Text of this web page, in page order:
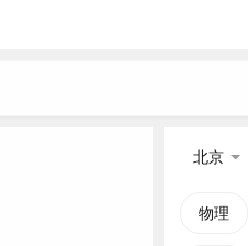
北京
物理